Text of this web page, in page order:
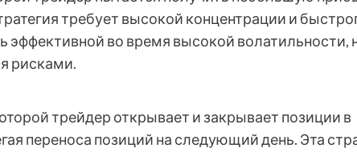
требует высокой концентрации и
во время высокой волатильности,
рисками.
трейдер открывает и закрывает позиции в
переноса позиций на следующий день. Эта